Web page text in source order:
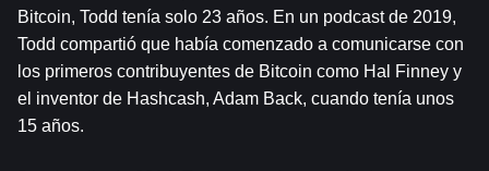
Bitcoin, Todd tenía solo 23 años. En un podcast de 2019,
Todd compartió que había comenzado a comunicarse con
los primeros contribuyentes de Bitcoin como Hal Finney y
el inventor de Hashcash, Adam Back, cuando tenía unos
15 años.